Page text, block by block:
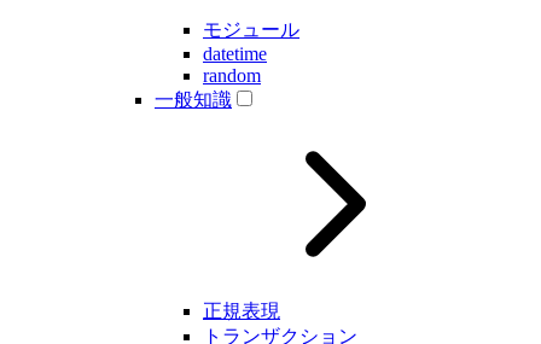
モジュール
datetime
random
一般知識
正規表現
トランザクション